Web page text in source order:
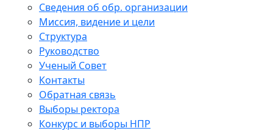
Сведения об обр. организации
Миссия, видение и цели
Структура
Руководство
Ученый Совет
Контакты
Обратная связь
Выборы ректора
Конкурс и выборы НПР